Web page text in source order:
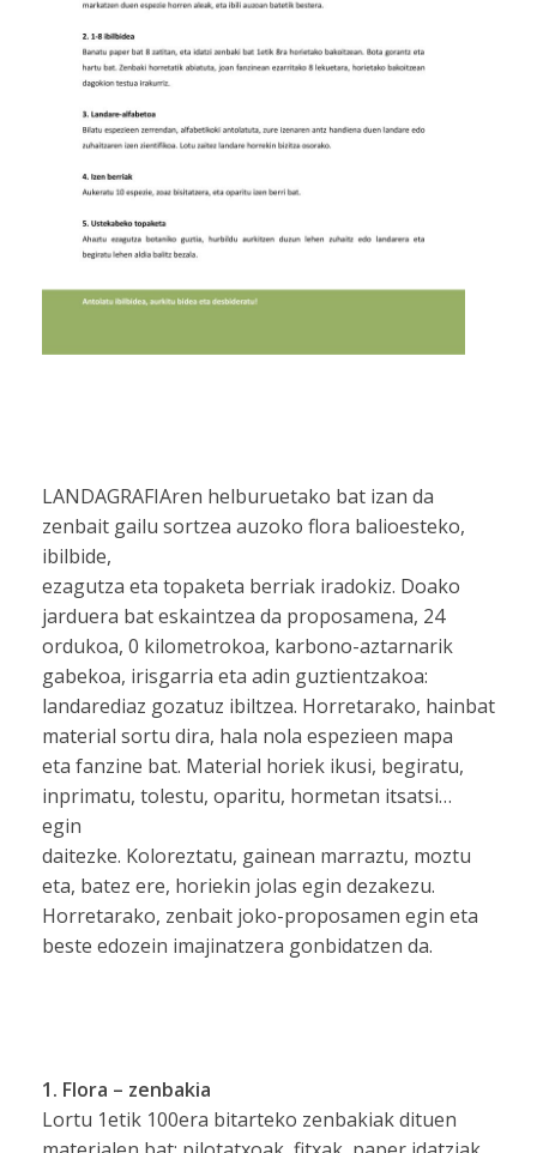
LANDAGRAFIAren helburuetako bat izan da
zenbait gailu sortzea auzoko flora balioesteko,
ibilbide,
ezagutza eta topaketa berriak iradokiz. Doako
jarduera bat eskaintzea da proposamena, 24
ordukoa, 0 kilometrokoa, karbono-aztarnarik
gabekoa, irisgarria eta adin guztientzakoa:
landarediaz gozatuz ibiltzea. Horretarako, hainbat
material sortu dira, hala nola espezieen mapa
eta fanzine bat. Material horiek ikusi, begiratu,
inprimatu, tolestu, oparitu, hormetan itsatsi…
egin
daitezke. Koloreztatu, gainean marraztu, moztu
eta, batez ere, horiekin jolas egin dezakezu.
Horretarako, zenbait joko-proposamen egin eta
beste edozein imajinatzera gonbidatzen da.
1. Flora – zenbakia
Lortu 1etik 100era bitarteko zenbakiak dituen